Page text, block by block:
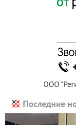
ООО
Последние